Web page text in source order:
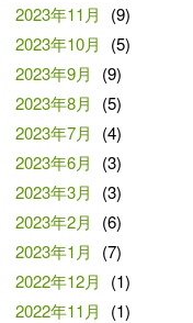
2023年11月
(9)
2023年10月
(5)
2023年9月
(9)
2023年8月
(5)
2023年7月
(4)
2023年6月
(3)
2023年3月
(3)
2023年2月
(6)
2023年1月
(7)
2022年12月
(1)
2022年11月
(1)